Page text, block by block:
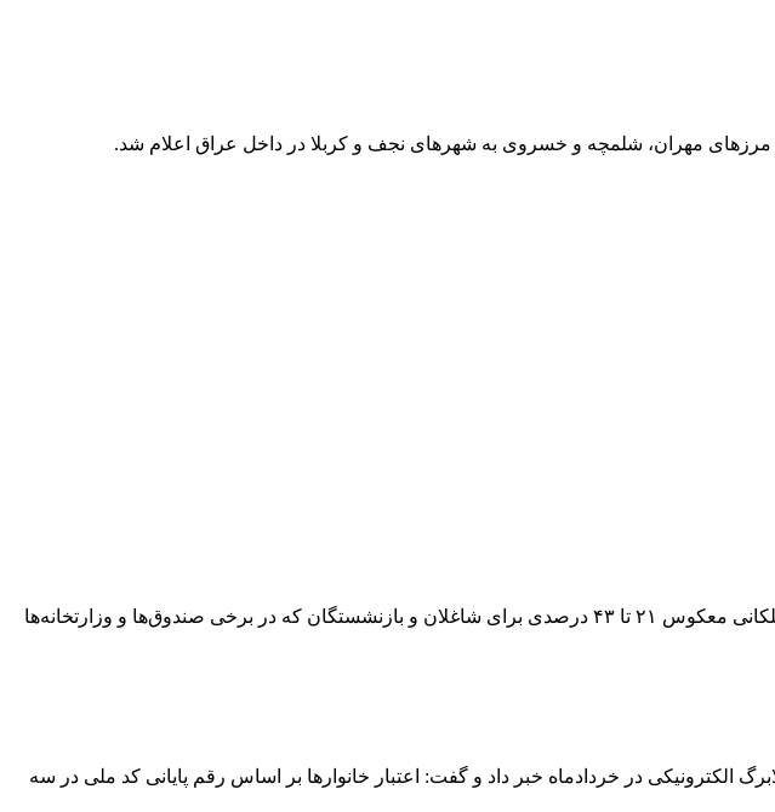
مرزهای مهران، شلمچه و خسروی به شهرهای نجف و کربلا در داخل عراق اعلام شد.
عضو کمیسیون عمران مجلس، گفت: اجرای کامل مرحله سوم متناسب‌سازی حقوق بازنشستگان و افزایش پلکانی معکوس ۲۱ تا ۴۳ درصدی برای شاغلان و بازنشستگان که در برخی صندوق‌ها و وزارتخانه‌ها
الکترونیکی در خردادماه خبر داد و گفت: اعتبار خانوارها بر اساس رقم پایانی کد ملی در سه